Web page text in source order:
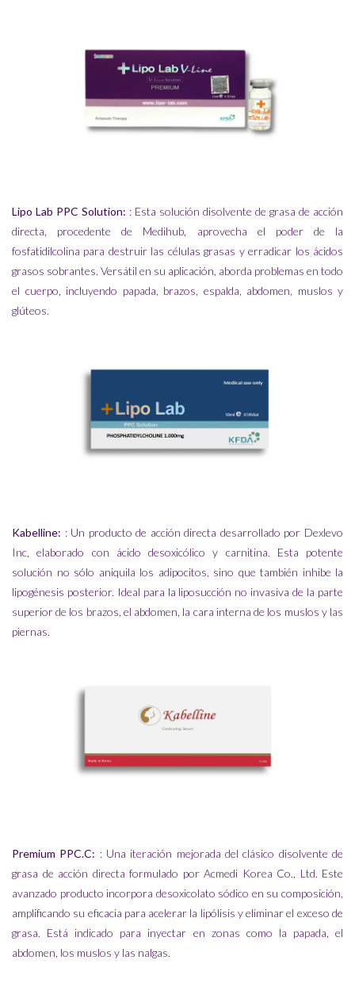
Lipo Lab PPC Solution: : Esta solución disolvente de grasa de acción
directa, procedente de Medihub, aprovecha el poder de la
fosfatidilcolina para destruir las células grasas y erradicar los ácidos
grasos sobrantes. Versátil en su aplicación, aborda problemas en todo
el cuerpo, incluyendo papada, brazos, espalda, abdomen, muslos y
glúteos.
Kabelline: : Un producto de acción directa desarrollado por Dexlevo
Inc, elaborado con ácido desoxicólico y carnitina. Esta potente
solución no sólo aniquila los adipocitos, sino que también inhibe la
lipogénesis posterior. Ideal para la liposucción no invasiva de la parte
superior de los brazos, el abdomen, la cara interna de los muslos y las
piernas.
Premium PPC.C: : Una iteración mejorada del clásico disolvente de
grasa de acción directa formulado por Acmedi Korea Co., Ltd. Este
avanzado producto incorpora desoxicolato sódico en su composición,
amplificando su eficacia para acelerar la lipólisis y eliminar el exceso de
grasa. Está indicado para inyectar en zonas como la papada, el
abdomen, los muslos y las nalgas.